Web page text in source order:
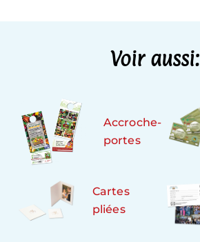
Voir aussi:
Accroche-
portes
Cartes
pliées